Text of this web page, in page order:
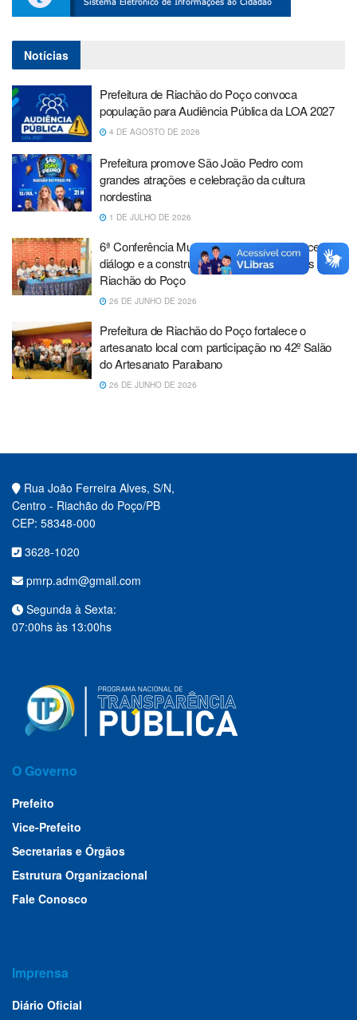
Notícias
Prefeitura de Riachão do Poço convoca
população para Audiência Pública da LOA 2027
4 DE AGOSTO DE 2026
Prefeitura promove São João Pedro com
grandes atrações e celebração da cultura
nordestina
1 DE JULHO DE 2026
6ª Conferência Municipal de Saúde fortalece o
diálogo e a construção de políticas públicas em
Riachão do Poço
26 DE JUNHO DE 2026
Prefeitura de Riachão do Poço fortalece o
artesanato local com participação no 42º Salão
do Artesanato Paraibano
26 DE JUNHO DE 2026
Rua João Ferreira Alves, S/N,
Centro - Riachão do Poço/PB
CEP: 58348-000
3628-1020
pmrp.adm@gmail.com
Segunda à Sexta:
07:00hs às 13:00hs
O Governo
Prefeito
Vice-Prefeito
Secretarias e Órgãos
Estrutura Organizacional
Fale Conosco
Imprensa
Diário Oficial